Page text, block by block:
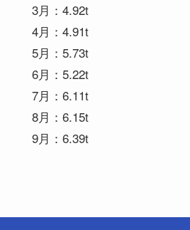
3月：4.92t
4月：4.91t
5月：5.73t
6月：5.22t
7月：6.11t
8月：6.15t
9月：6.39t